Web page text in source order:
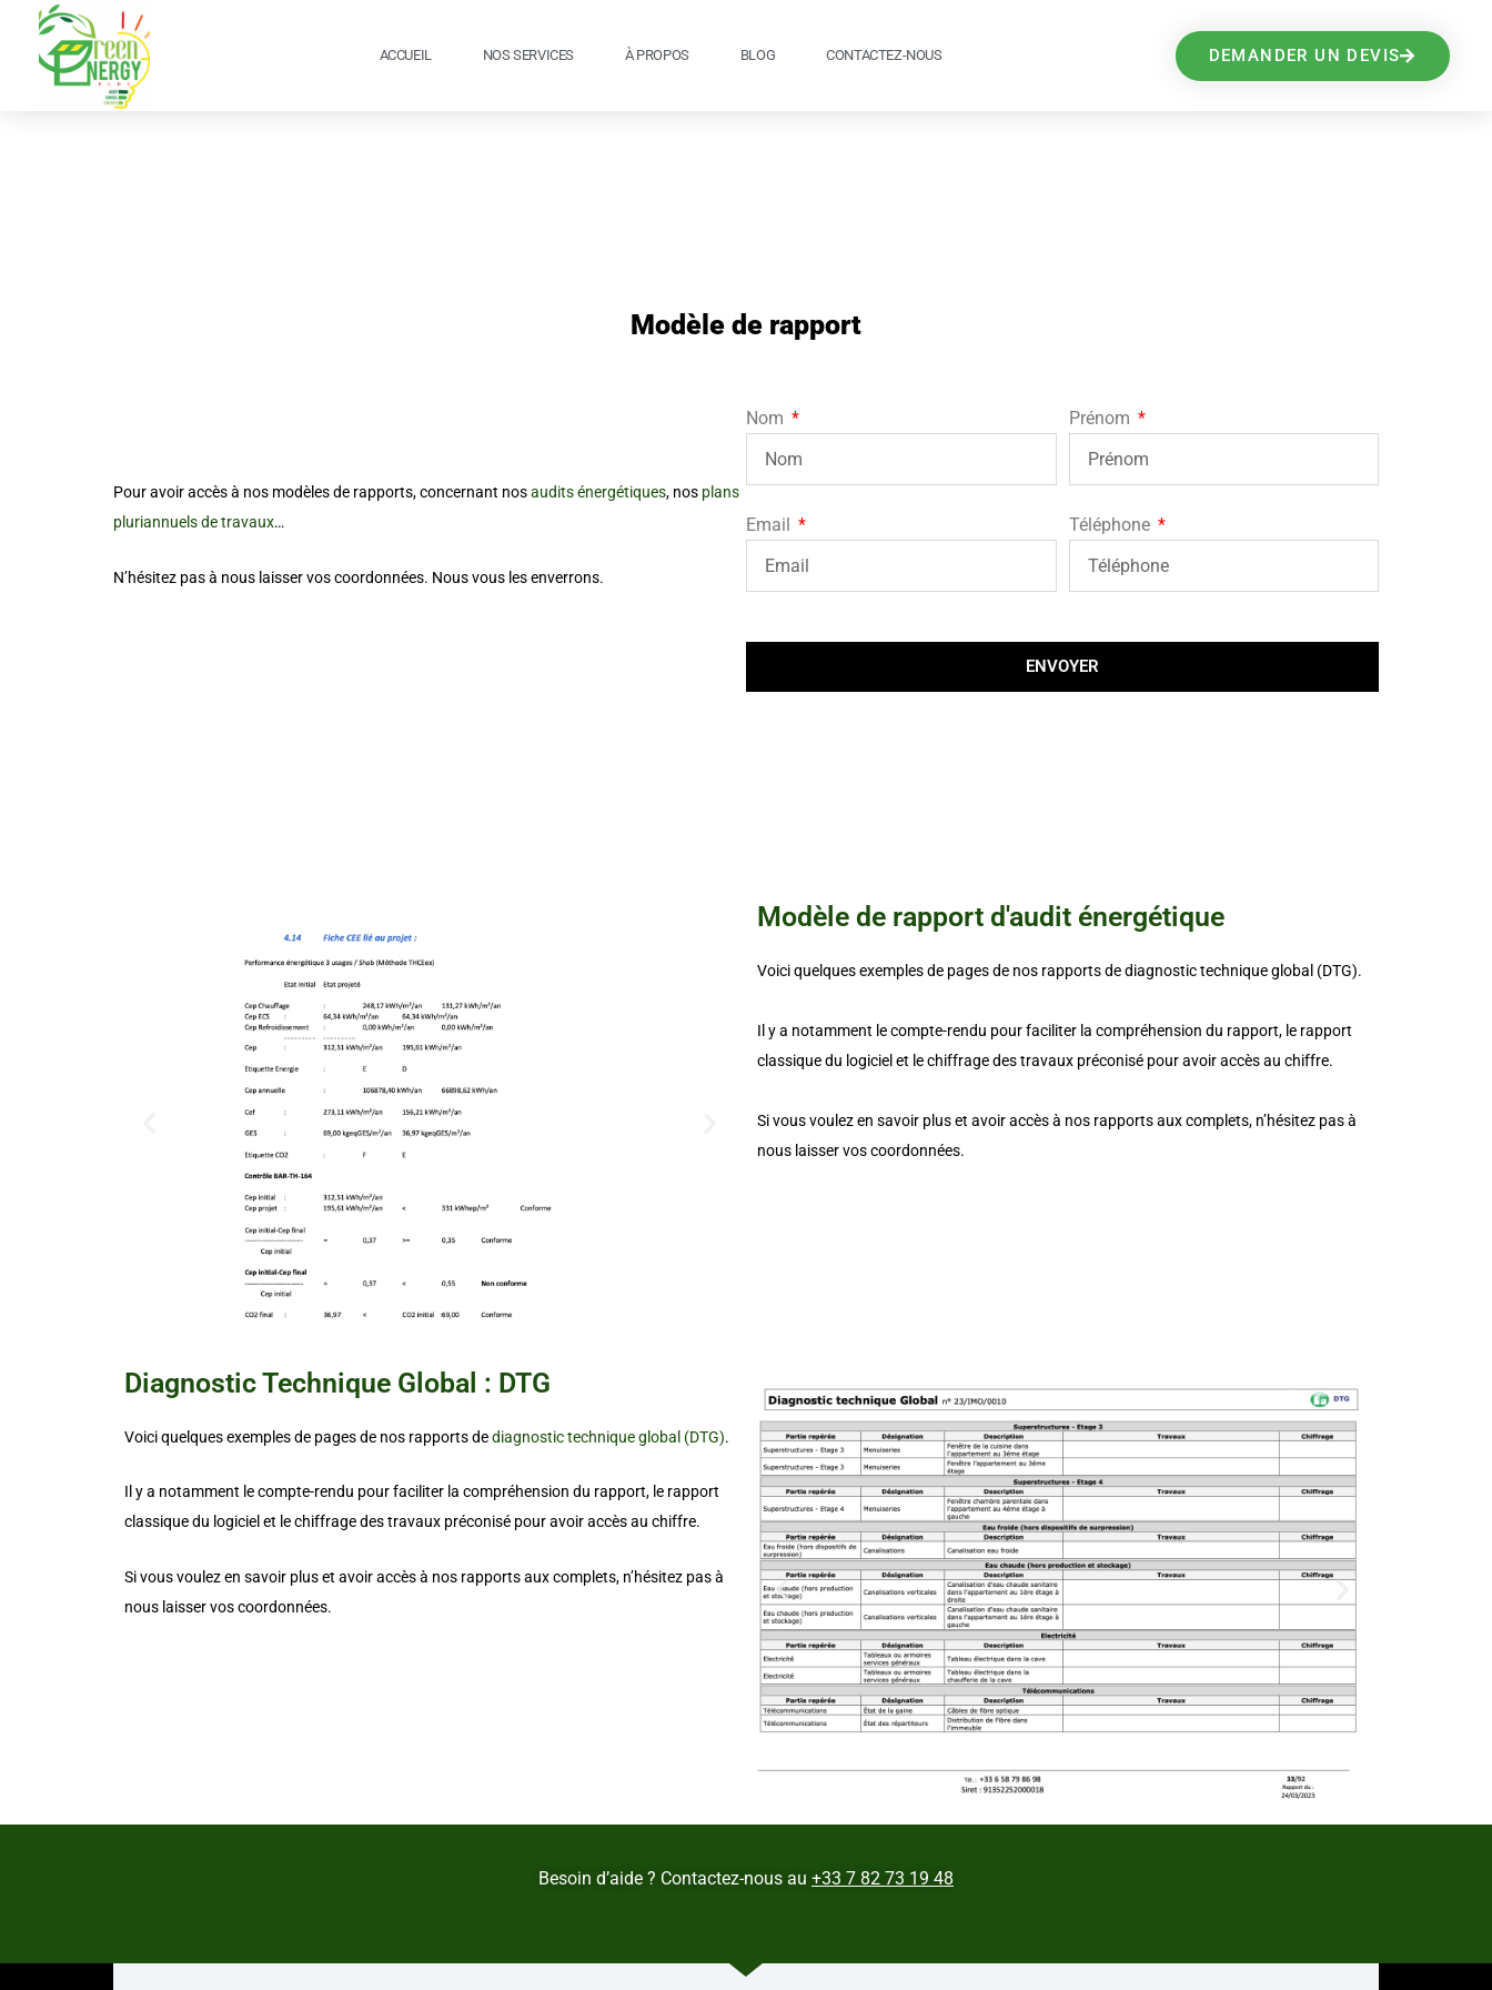
contenu
ACCUEIL NOS SERVICES À PROPOS BLOG CONTACTEZ-NOUS DEMANDER UN DEVIS
Modèle de rapport
Pour avoir accès à nos modèles de rapports, concernant nosaudits énergétiques, nos plans
pluriannuels de travaux…
N’hésitez pas à nous laisser vos coordonnées. Nous vous les enverrons.
Nom Prénom
Email Téléphone
ENVOYER
Modèle de rapport d'audit énergétique
Voici quelques exemples de pages de nos rapports de diagnostic technique global (DTG).
Il y a notamment le compte-rendu pour faciliter la compréhension du rapport, le rapport
classique du logiciel et le chiffrage des travaux préconisé pour avoir accès au chiffre.
Si vous voulez en savoir plus et avoir accès à nos rapports aux complets, n’hésitez pas à
nous laisser vos coordonnées.
Diagnostic Technique Global : DTG
Voici quelques exemples de pages de nos rapports dediagnostic technique global (DTG).
Il y a notamment le compte-rendu pour faciliter la compréhension du rapport, le rapport
classique du logiciel et le chiffrage des travaux préconisé pour avoir accès au chiffre.
Si vous voulez en savoir plus et avoir accès à nos rapports aux complets, n’hésitez pas à
nous laisser vos coordonnées.
Besoin d’aide ? Contactez-nous au +33 7 82 73 19 48